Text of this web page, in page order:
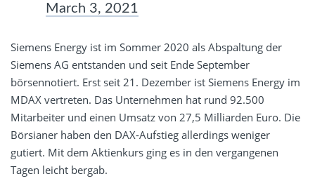
March 3, 2021
Siemens Energy ist im Sommer 2020 als Abspaltung der
Siemens AG entstanden und seit Ende September
börsennotiert. Erst seit 21. Dezember ist Siemens Energy im
MDAX vertreten. Das Unternehmen hat rund 92.500
Mitarbeiter und einen Umsatz von 27,5 Milliarden Euro. Die
Börsianer haben den DAX-Aufstieg allerdings weniger
gutiert. Mit dem Aktienkurs ging es in den vergangenen
Tagen leicht bergab.